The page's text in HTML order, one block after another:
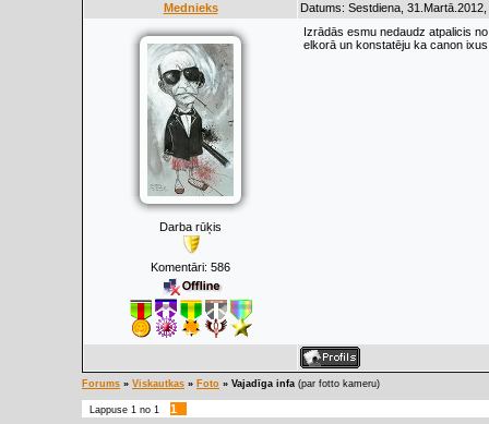
Mednieks Datums: Sestdiena,
Darba rūķis
Komentāri: 586
Izrādās esmu nedaudz atpalicis
elkorā un konstatēju ka canon
Forums » Viskautkas » Foto » Vajadīga infa (par fotto kameru)
Lappuse 1 no 1 1